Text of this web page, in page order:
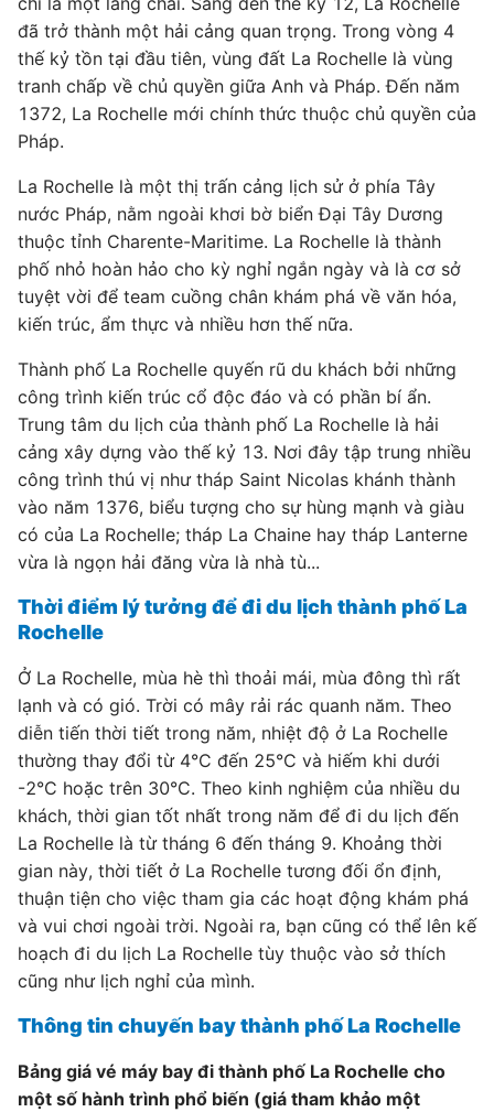
đã trở thành một hải cảng quan trọng. Trong vòng 4
thế kỷ tồn tại đầu tiên, vùng đất La Rochelle là vùng
tranh chấp về chủ quyền giữa Anh và Pháp. Đến năm
1372, La Rochelle mới chính thức thuộc chủ quyền của
Pháp.
La Rochelle là một thị trấn cảng lịch sử ở phía Tây
nước Pháp, nằm ngoài khơi bờ biển Đại Tây Dương
thuộc tỉnh Charente-Maritime. La Rochelle là thành
phố nhỏ hoàn hảo cho kỳ nghỉ ngắn ngày và là cơ sở
tuyệt vời để team cuồng chân khám phá về văn hóa,
kiến ​​trúc, ẩm thực và nhiều hơn thế nữa.
Thành phố La Rochelle quyến rũ du khách bởi những
công trình kiến trúc cổ độc đáo và có phần bí ẩn.
Trung tâm du lịch của thành phố La Rochelle là hải
cảng xây dựng vào thế kỷ 13. Nơi đây tập trung nhiều
công trình thú vị như tháp Saint Nicolas khánh thành
vào năm 1376, biểu tượng cho sự hùng mạnh và giàu
có của La Rochelle; tháp La Chaine hay tháp Lanterne
vừa là ngọn hải đăng vừa là nhà tù...
Thời điểm lý tưởng để đi du lịch thành phố La
Rochelle
Ở La Rochelle, mùa hè thì thoải mái, mùa đông thì rất
lạnh và có gió. Trời có mây rải rác quanh năm. Theo
diễn tiến thời tiết trong năm, nhiệt độ ở La Rochelle
thường thay đổi từ 4°C đến 25°C và hiếm khi dưới
-2°C hoặc trên 30°C. Theo kinh nghiệm của nhiều du
khách, thời gian tốt nhất trong năm để đi du lịch đến
La Rochelle là từ tháng 6 đến tháng 9. Khoảng thời
gian này, thời tiết ở La Rochelle tương đối ổn định,
thuận tiện cho việc tham gia các hoạt động khám phá
và vui chơi ngoài trời. Ngoài ra, bạn cũng có thể lên kế
hoạch đi du lịch La Rochelle tùy thuộc vào sở thích
cũng như lịch nghỉ của mình.
Thông tin chuyến bay thành phố La Rochelle
Bảng giá vé máy bay đi thành phố La Rochelle cho
một số hành trình phổ biến (giá tham khảo một